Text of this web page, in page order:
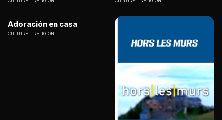
Adoración en casa
CULTURE RELIGION